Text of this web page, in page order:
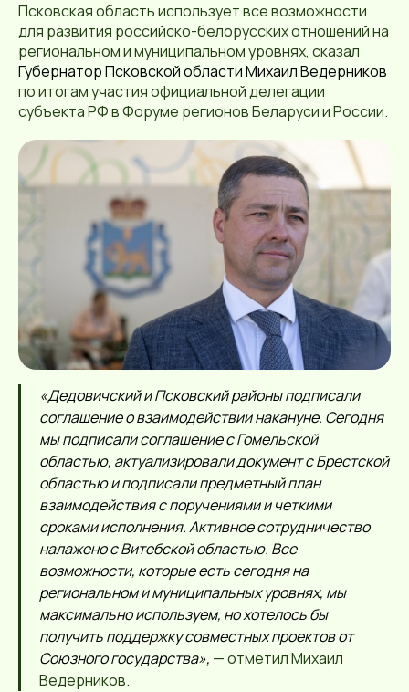
Псковская область использует все возможности
для развития российско-белорусских отношений на
региональном и муниципальном уровнях, сказал
Губернатор Псковской области Михаил Ведерников
по итогам участия официальной делегации
субъекта РФ в Форуме регионов Беларуси и России.
«Дедовичский и Псковский районы подписали
соглашение о взаимодействии накануне. Сегодня
мы подписали соглашение с Гомельской
областью, актуализировали документ с Брестской
областьюи подписали предметный план
взаимодействия с поручениями и четкими
сроками исполнения. Активное сотрудничество
налажено с Витебской областью. Все
возможности, которые есть сегодня на
региональном и муниципальных уровнях, мы
максимально используем, но хотелось бы
получить поддержку совместных проектов от
Союзного государства», — отметил Михаил
Ведерников.